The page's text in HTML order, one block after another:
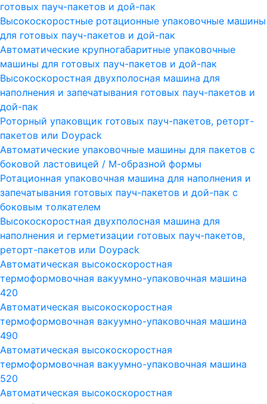
готовых пауч-пакетов и дой-пак
Высокоскоростные ротационные упаковочные машины
для готовых пауч-пакетов и дой-пак
Автоматические крупногабаритные упаковочные
машины для готовых пауч-пакетов и дой-пак
Высокоскоростная двухполосная машина для
наполнения и запечатывания готовых пауч-пакетов и
дой-пак
Роторный упаковщик готовых пауч-пакетов, реторт-
пакетов или Doypack
Автоматические упаковочные машины для пакетов с
боковой ластовицей / М-образной формы
Ротационная упаковочная машина для наполнения и
запечатывания готовых пауч-пакетов и дой-пак с
боковым толкателем
Высокоскоростная двухполосная машина для
наполнения и герметизации готовых пауч-пакетов,
реторт-пакетов или Doypack
Автоматическая высокоскоростная
термоформовочная вакуумно-упаковочная машина
420
Автоматическая высокоскоростная
термоформовочная вакуумно-упаковочная машина
490
Автоматическая высокоскоростная
термоформовочная вакуумно-упаковочная машина
520
Автоматическая высокоскоростная